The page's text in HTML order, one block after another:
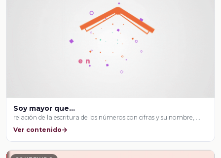
Soy mayor que...
relación de la escritura de los números con cifras y su nombre, …
Ver contenido